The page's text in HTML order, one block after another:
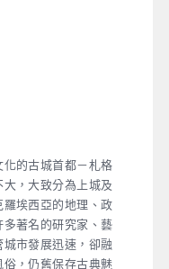
的古城首都－札格
，大致分為上城及
埃西亞的地理、政
著名的研究家、藝
市發展迅速，卻融
，仍舊保存古典魅